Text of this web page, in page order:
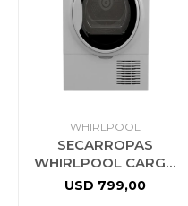
WHIRLPOOL
SECARROPAS
WHIRLPOOL CARGA
FRONTAL 9KG
USD 799,00